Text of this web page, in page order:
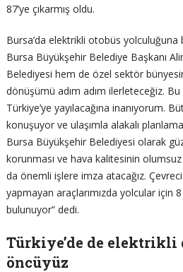
87’ye çıkarmış oldu.
Bursa’da elektrikli otobüs yolculuğuna
Bursa Büyükşehir Belediye Başkanı
Belediyesi hem de özel sektör
dönüşümü adım adım ilerleteceğiz.
Türkiye’ye yayılacağına inanıyorum.
konuşuyor ve ulaşımla alakalı
Bursa Büyükşehir Belediyesi olarak
korunması ve hava kalitesinin
da önemli işlere imza atacağız. Çevreci
yapmayan araçlarımızda yolcular için
bulunuyor” dedi.
Türkiye’de de elektrikli
öncüyüz